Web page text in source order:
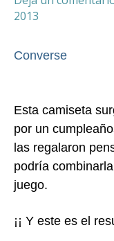
2013
Converse
Esta camiseta
por un
las regalaron
podría
juego.
¡¡ Y este es el